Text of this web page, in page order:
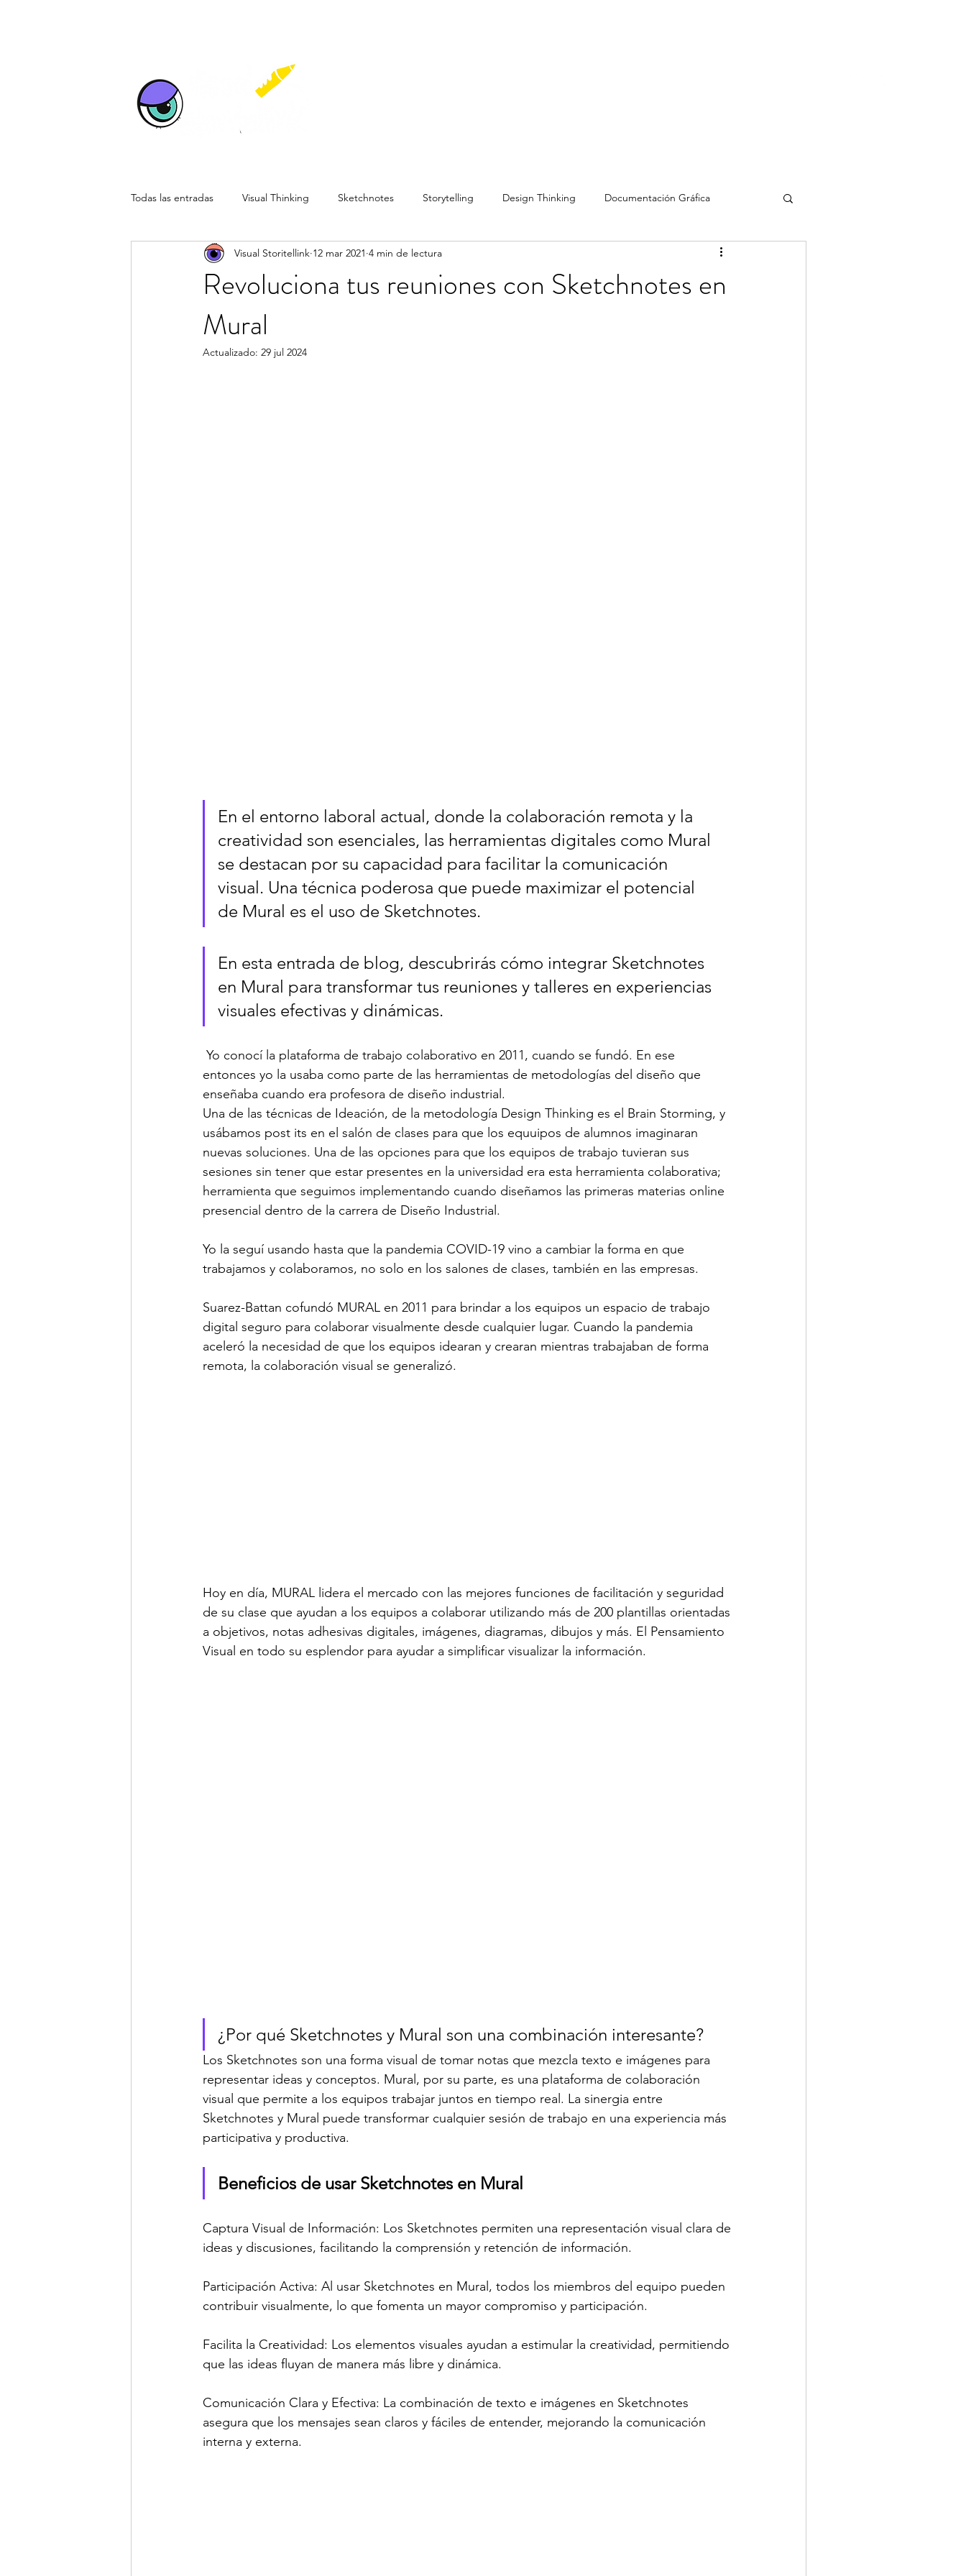
Todas las entradas Visual Thinking Sketchnotes Storytelling Design Thinking Documentación Gráfica
Reuniones Visuales Remotas Estilo de Vida Facilitación Gráfica
Revoluciona tus reuniones con Sketchnotes en
Mural
Visual Storitellink 12 mar 2021 4 min de lectura
Actualizado: 29 jul 2024
En el entorno laboral actual, donde la colaboración remota y la
creatividad son esenciales, las herramientas digitales como Mural
se destacan por su capacidad para facilitar la comunicación
visual. Una técnica poderosa que puede maximizar el potencial
de Mural es el uso de Sketchnotes.
En esta entrada de blog, descubrirás cómo integrar Sketchnotes
en Mural para transformar tus reuniones y talleres en experiencias
visuales efectivas y dinámicas.
entonces yo la usaba como parte de las herramientas de metodologías del diseño que
enseñaba cuando era profesora de diseño industrial.
Una de las técnicas de Ideación, de la metodología Design Thinking es el Brain Storming, y
usábamos post its en el salón de clases para que los equuipos de alumnos imaginaran
nuevas soluciones. Una de las opciones para que los equipos de trabajo tuvieran sus
sesiones sin tener que estar presentes en la universidad era esta herramienta colaborativa;
herramienta que seguimos implementando cuando diseñamos las primeras materias online
presencial dentro de la carrera de Diseño Industrial.
Yo la seguí usando hasta que la pandemia COVID-19 vino a cambiar la forma en que
trabajamos y colaboramos, no solo en los salones de clases, también en las empresas.
Suarez-Battan cofundó MURAL en 2011 para brindar a los equipos un espacio de trabajo
digital seguro para colaborar visualmente desde cualquier lugar. Cuando la pandemia
aceleró la necesidad de que los equipos idearan y crearan mientras trabajaban de forma
remota, la colaboración visual se generalizó.
Hoy en día, MURAL lidera el mercado con las mejores funciones de facilitación y seguridad
de su clase que ayudan a los equipos a colaborar utilizando más de 200 plantillas orientadas
a objetivos, notas adhesivas digitales, imágenes, diagramas, dibujos y más. El Pensamiento
Visual en todo su esplendor para ayudar a simplificar visualizar la información.
¿Por qué Sketchnotes y Mural son una combinación interesante?
Los Sketchnotes son una forma visual de tomar notas que mezcla texto e imágenes para
representar ideas y conceptos. Mural, por su parte, es una plataforma de colaboración
visual que permite a los equipos trabajar juntos en tiempo real. La sinergia entre
Sketchnotes y Mural puede transformar cualquier sesión de trabajo en una experiencia más
participativa y productiva.
Beneficios de usar Sketchnotes en Mural
Captura Visual de Información: Los Sketchnotes permiten una representación visual clara de
ideas y discusiones, facilitando la comprensión y retención de información.
Participación Activa: Al usar Sketchnotes en Mural, todos los miembros del equipo pueden
contribuir visualmente, lo que fomenta un mayor compromiso y participación.
Facilita la Creatividad: Los elementos visuales ayudan a estimular la creatividad, permitiendo
que las ideas fluyan de manera más libre y dinámica.
Comunicación Clara y Efectiva: La combinación de texto e imágenes en Sketchnotes
asegura que los mensajes sean claros y fáciles de entender, mejorando la comunicación
interna y externa.